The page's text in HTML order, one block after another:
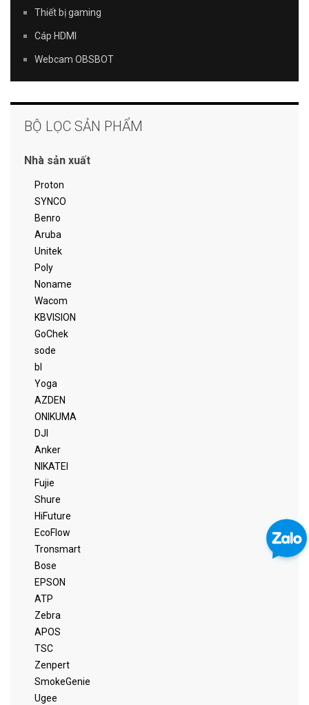
Thiết bị gaming
Cáp HDMI
Webcam OBSBOT
BỘ LỌC SẢN PHẨM
Nhà sản xuất
Proton
SYNCO
Benro
Aruba
Unitek
Poly
Noname
Wacom
KBVISION
GoChek
sode
bl
Yoga
AZDEN
ONIKUMA
DJI
Anker
NIKATEI
Fujie
Shure
HiFuture
EcoFlow
Tronsmart
Bose
EPSON
ATP
Zebra
APOS
TSC
Zenpert
SmokeGenie
Ugee